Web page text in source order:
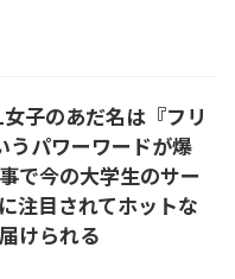
女子のあだ名は『フリ
パワーワードが爆
で今の大学生のサー
注目されてホットな
けられる